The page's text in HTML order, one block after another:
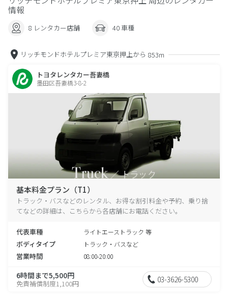
情報
8 レンタカー店舗 40 車種
リッチモンドホテルプレミア東京押上から 853m
トヨタレンタカー吾妻橋
墨田区吾妻橋3-8-2
基本料金プラン（T1）
トラック・バスなどのレンタル、お得な割引料金や予約、乗り捨
てなどの詳細は、こちらから各店舗にお電話ください。
代表車種 ライトエーストラック 等
ボディタイプ トラック・バスなど
営業時間 08:00-20:00
6時間まで5,500円
免責補償制度1,100円 03-3626-5300